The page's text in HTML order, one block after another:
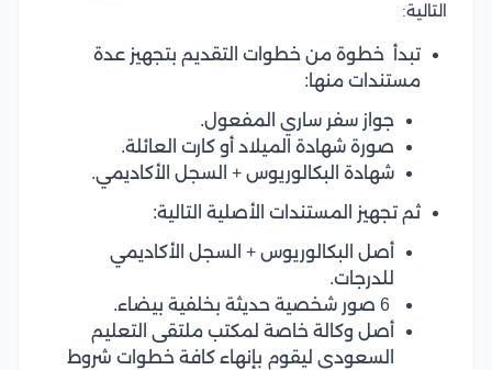
التالية:
تبدأ خطوة من خطوات التقديم بتجهيز عدة
مستندات منها:
جواز سفر ساري المفعول.
صورة شهادة الميلاد أو كارت العائلة.
شهادة البكالوريوس + السجل الأكاديمي.
ثم تجهيز المستندات الأصلية التالية:
أصل البكالوريوس + السجل الأكاديمي
للدرجات.
أصل وكالة خاصة لمكتب ملتقى التعليم
السعودي ليقوم بإنهاء كافة خطوات شروط